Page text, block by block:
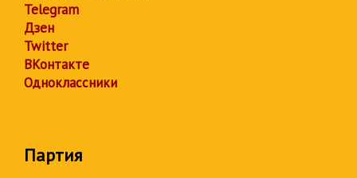
Telegram
Дзен
Twitter
ВКонтакте
Одноклассники
Партия